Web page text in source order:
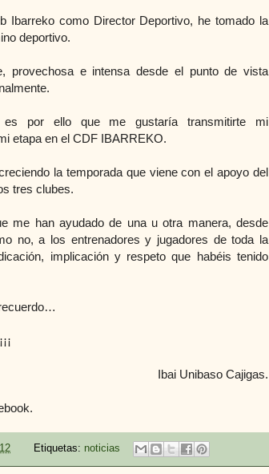
Ibarreko como Director Deportivo, he tomado la
deportivo.
provechosa e intensa desde el punto de vista
por ello que me gustaría transmitirte mi
etapa en el CDF IBARREKO.
la temporada que viene con el apoyo del
tres clubes.
me han ayudado de una u otra manera, desde
no, a los entrenadores y jugadores de toda la
implicación y respeto que habéis tenido
Ibai Unibaso Cajigas.
Etiquetas: noticias